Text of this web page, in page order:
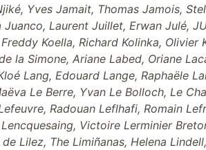
Yves Jamait, Thomas Jamois,
Laurent Juillet, Erwan Julé,
Koella, Richard Kolinka, Olivier
la Simone, Ariane Labed, Oriane
Lang, Edouard Lange, Raphaële
Le Berre, Yvan Le Bolloch, Le
Radouan Leflhafi, Romain
Victoire Lerminier
Lilez, The Limiñanas, Helena